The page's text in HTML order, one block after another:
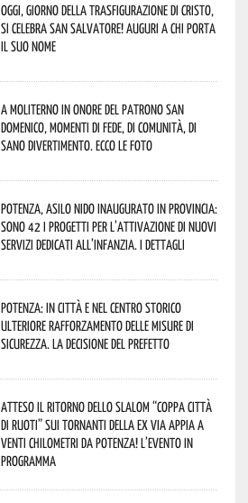
Oggi, giorno della Trasfigurazione di Cristo,
si celebra San Salvatore! Auguri a chi porta
il suo nome
A Moliterno in onore del Patrono San
Domenico, momenti di fede, di comunità, di
sano divertimento. Ecco le foto
Potenza, asilo nido inaugurato in provincia:
sono 42 i progetti per l’attivazione di nuovi
servizi dedicati all’infanzia. I dettagli
Potenza: in città e nel centro storico
ulteriore rafforzamento delle misure di
sicurezza. La decisione del Prefetto
Atteso il ritorno dello slalom “Coppa Città
di Ruoti” sui tornanti della ex via Appia a
venti chilometri da Potenza! L’evento in
programma